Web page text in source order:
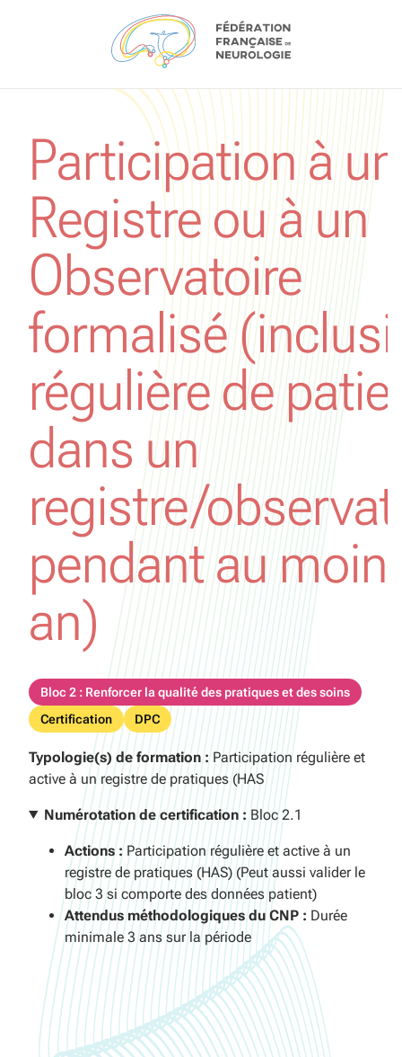
Participation à un
Registre ou à un
Observatoire
formalisé
régulière de
dans un
registre/
pendant au
an)
Bloc 2 : Renforcer la qualité des pratiques et des soins
Certification
DPC
Typologie(s) de formation : Participation régulière et
active à un registre de pratiques (HAS
Numérotation de certification :Bloc 2.1
Actions :Participation régulière et active à un
registre de pratiques (HAS) (Peut aussi valider le
bloc 3 si comporte des données patient)
Attendus méthodologiques du CNP : Durée
minimale 3 ans sur la période